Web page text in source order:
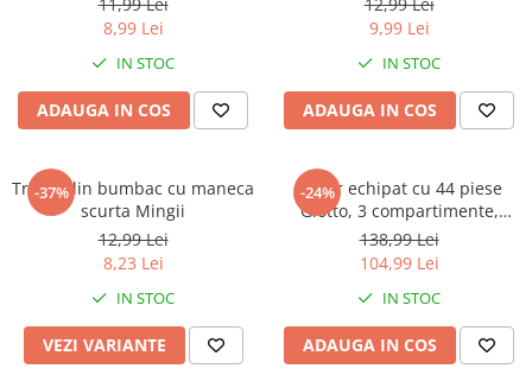
Wonder Woman
The Grinch
FLAMINGO
Incaltaminte fete
Ghete si cizme fete
Pantofi fete
Pantofi sport fete
Sandale fete
8,99 Lei
IN STOC
ADAUGA IN COS
9,99 Lei
IN STOC
ADAUGA IN COS
-37%
Tricou din bumbac cu maneca
scurta Mingii
12,99 Lei
8,23 Lei
IN STOC
VEZI VARIANTE
-24%
Penar echipat cu 44 piese
Giotto, 3 compartimente,
Hello Kitty
138,99 Lei
104,99 Lei
IN STOC
ADAUGA IN COS